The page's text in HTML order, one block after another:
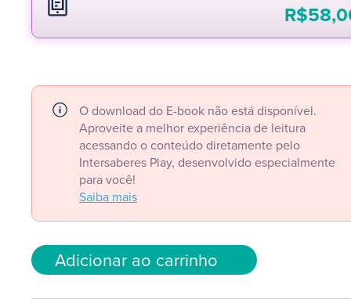
R$
O download do E-book não está disponível.
Aproveite a melhor experiência de leitura
acessando o conteúdo diretamente pelo
Intersaberes Play, desenvolvido especialmente
para você!
Saiba mais
Adicionar ao carrinho